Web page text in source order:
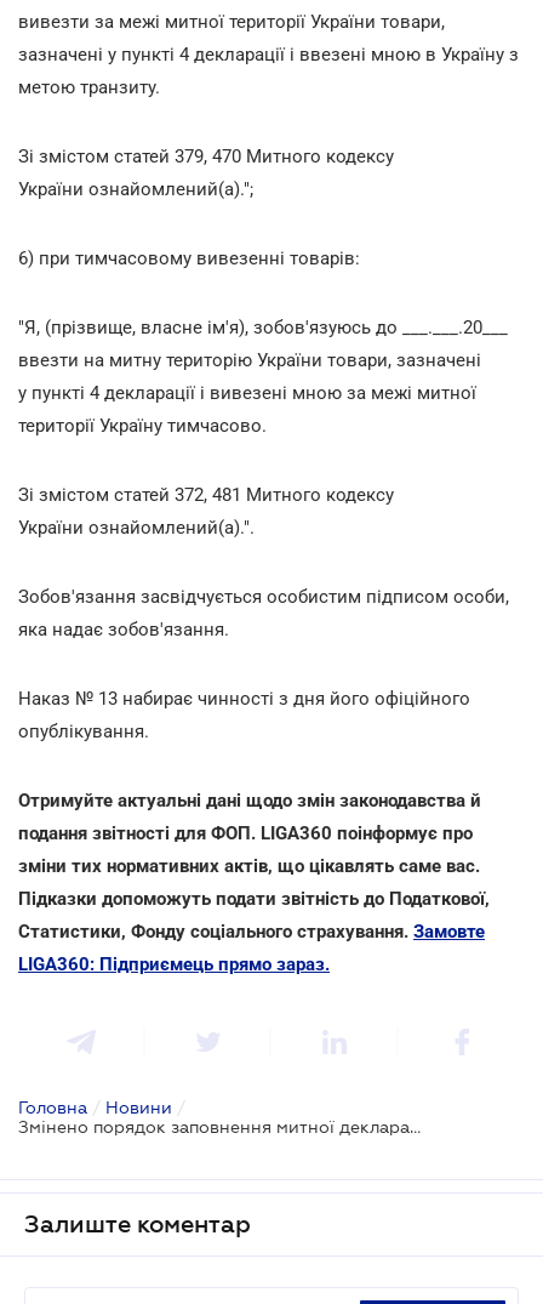
вивезти за межі митної території України товари,
зазначені у пункті 4 декларації і ввезені мною в Україну з
метою транзиту.
Зі змістом статей 379, 470 Митного кодексу
України ознайомлений(а).";
6) при тимчасовому вивезенні товарів:
"Я, (прізвище, власне ім'я), зобов'язуюсь до ___.___.20___
ввезти на митну територію України товари, зазначені
у пункті 4 декларації і вивезені мною за межі митної
території Україну тимчасово.
Зі змістом статей 372, 481 Митного кодексу
України ознайомлений(а).".
Зобов'язання засвідчується особистим підписом особи,
яка надає зобов'язання.
Наказ № 13 набирає чинності з дня його офіційного
опублікування.
Отримуйте актуальні дані щодо змін законодавства й
подання звітності для ФОП. LIGA360 поінформує про
зміни тих нормативних актів, що цікавлять саме вас.
Підказки допоможуть подати звітність до Податкової,
Статистики, Фонду соціального страхування. Замовте
LIGA360: Підприємець прямо зараз.
Головна / Новини /
Змінено порядок заповнення митної декларації при переміщенні товарів для особистих потреб
Залиште коментар